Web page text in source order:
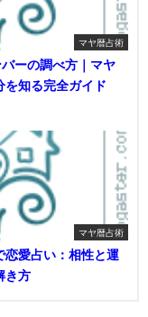
マヤ暦占術
バーの調べ方｜マヤ
を知る完全ガイド
マヤ暦占術
恋愛占い：相性と運
き方